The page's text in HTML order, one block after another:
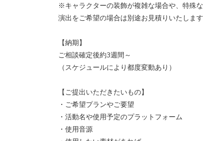
※キャラクターの装飾が複雑な場合や、特殊な
演出をご希望の場合は別途お見積りいたします
【納期】
ご相談確定後約3週間～
（スケジュールにより都度変動あり）
【ご提出いただきたいもの】
・ご希望プランやご要望
・活動名や使用予定のプラットフォーム
・使用音源